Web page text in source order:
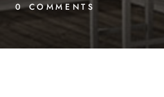
0 COMMENTS